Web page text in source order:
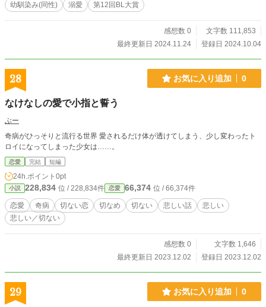
幼馴染み(同性)
溺愛 第12回BL大賞
感想数 0
文字数 111,853
最終更新日 2024.11.24
登録日 2024.10.04
28 お気に入り追加 0
なけなしの愛で小指と誓う
ぶー
奇病がひっそりと流行る世界 愛されるだけ体が透けてしまう、少し変わったト
ロイになってしまった少女は……。
恋愛 完結 短編
24h.ポイント 0pt
小説 228,834 位 / 228,834件 恋愛 66,374 位 / 66,374件
恋愛 奇病 切ない恋 切なめ 切ない 悲しい話
悲しい
悲しい／切ない
感想数 0
文字数 1,646
最終更新日 2023.12.02
登録日 2023.12.02
29 お気に入り追加 0